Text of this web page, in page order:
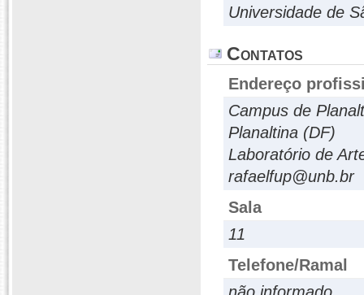
Universidade de
Contatos
Endereço
Campus de
Planaltina (DF)
Laboratório de
rafaelfup@unb.br
Sala
11
Telefone/Ramal